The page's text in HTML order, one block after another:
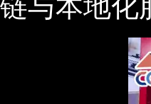
链与本地化